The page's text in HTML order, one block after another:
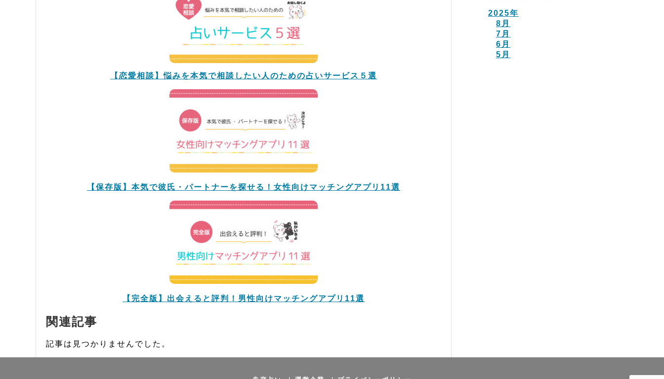
【恋愛相談】悩みを本気で相談したい人のための占いサービス５選
【保存版】本気で彼氏・パートナーを探せる！女性向けマッチングアプリ11選
【完全版】出会えると評判！男性向けマッチングアプリ11選
関連記事
記事は見つかりませんでした。
2025年
8月
7月
6月
5月